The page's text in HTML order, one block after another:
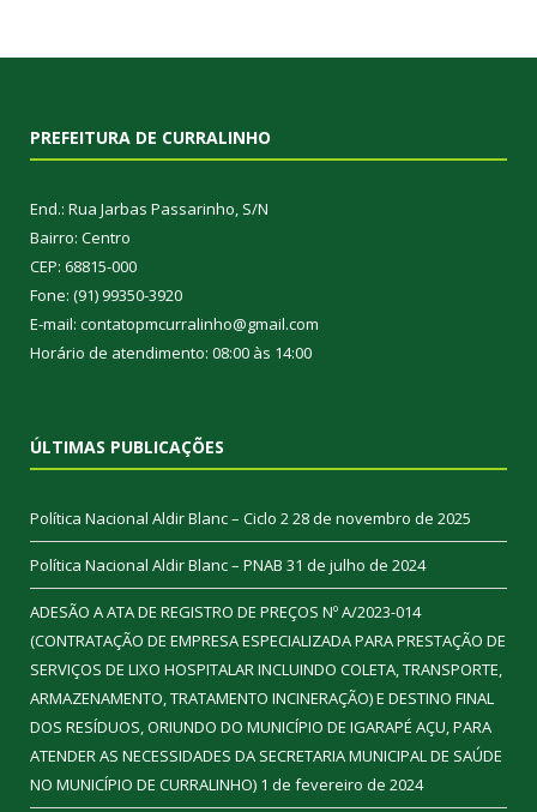
PREFEITURA DE CURRALINHO
End.: Rua Jarbas Passarinho, S/N
Bairro: Centro
CEP: 68815-000
Fone: (91) 99350-3920
E-mail: contatopmcurralinho@gmail.com
Horário de atendimento: 08:00 às 14:00
ÚLTIMAS PUBLICAÇÕES
Política Nacional Aldir Blanc – Ciclo 228 de novembro de 2025
Política Nacional Aldir Blanc – PNAB 31 de julho de 2024
ADESÃO A ATA DE REGISTRO DE PREÇOS Nº A/2023-014
(CONTRATAÇÃO DE EMPRESA ESPECIALIZADA PARA PRESTAÇÃO DE
SERVIÇOS DE LIXO HOSPITALAR INCLUINDO COLETA, TRANSPORTE,
ARMAZENAMENTO, TRATAMENTO INCINERAÇÃO) E DESTINO FINAL
DOS RESÍDUOS, ORIUNDO DO MUNICÍPIO DE IGARAPÉ AÇU, PARA
ATENDER AS NECESSIDADES DA SECRETARIA MUNICIPAL DE SAÚDE
NO MUNICÍPIO DE CURRALINHO) 1 de fevereiro de 2024